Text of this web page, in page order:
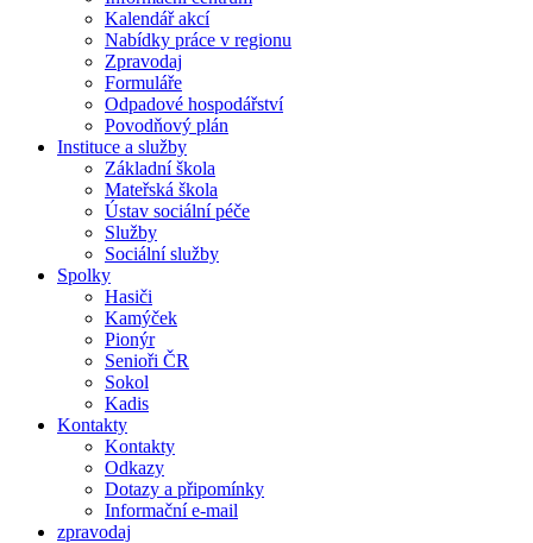
Kalendář akcí
Nabídky práce v regionu
Zpravodaj
Formuláře
Odpadové hospodářství
Povodňový plán
Instituce a služby
Základní škola
Mateřská škola
Ústav sociální péče
Služby
Sociální služby
Spolky
Hasiči
Kamýček
Pionýr
Senioři ČR
Sokol
Kadis
Kontakty
Kontakty
Odkazy
Dotazy a připomínky
Informační e-mail
zpravodaj